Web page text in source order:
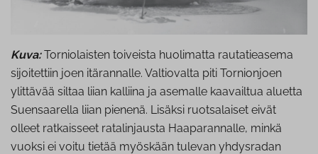
Kuva:Torniolaisten toiveista huolimatta rautatieasema
sijoitettiin joen itärannalle. Valtiovalta piti Tornionjoen
ylittävää siltaa liian kalliina ja asemalle kaavailtua aluetta
Suensaarella liian pienenä. Lisäksi ruotsalaiset eivät
olleet ratkaisseet ratalinjausta Haaparannalle, minkä
vuoksi ei voitu tietää myöskään tulevan yhdysradan